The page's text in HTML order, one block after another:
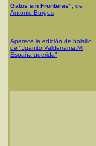
Gatos sin Fronteras" , de
Antonio Burgos
Aparece la edición de bolsillo
de "Juanito Valderrama:Mi
España querida"